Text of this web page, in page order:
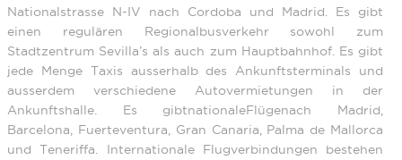
Nationalstrasse N-IV nach Cordoba und Madrid. Es gibt
einen regulären Regionalbusverkehr sowohl zum
Stadtzentrum Sevilla’s als auch zum Hauptbahnhof. Es gibt
jede Menge Taxis ausserhalb des Ankunftsterminals und
ausserdem verschiedene Autovermietungen in der
Ankunftshalle. Es gibtnationaleFlügenach Madrid,
Barcelona, Fuerteventura, Gran Canaria, Palma de Mallorca
und Teneriffa. Internationale Flugverbindungen bestehen